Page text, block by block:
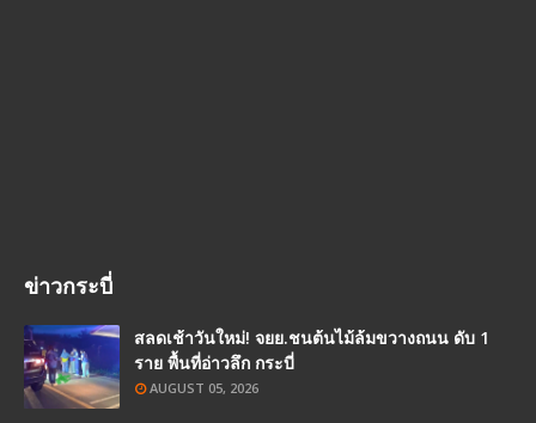
ข่าวกระบี่
สลดเช้าวันใหม่! จยย.ชนต้นไม้ล้มขวางถนน ดับ 1
ราย พื้นที่อ่าวลึก กระบี่
AUGUST 05, 2026